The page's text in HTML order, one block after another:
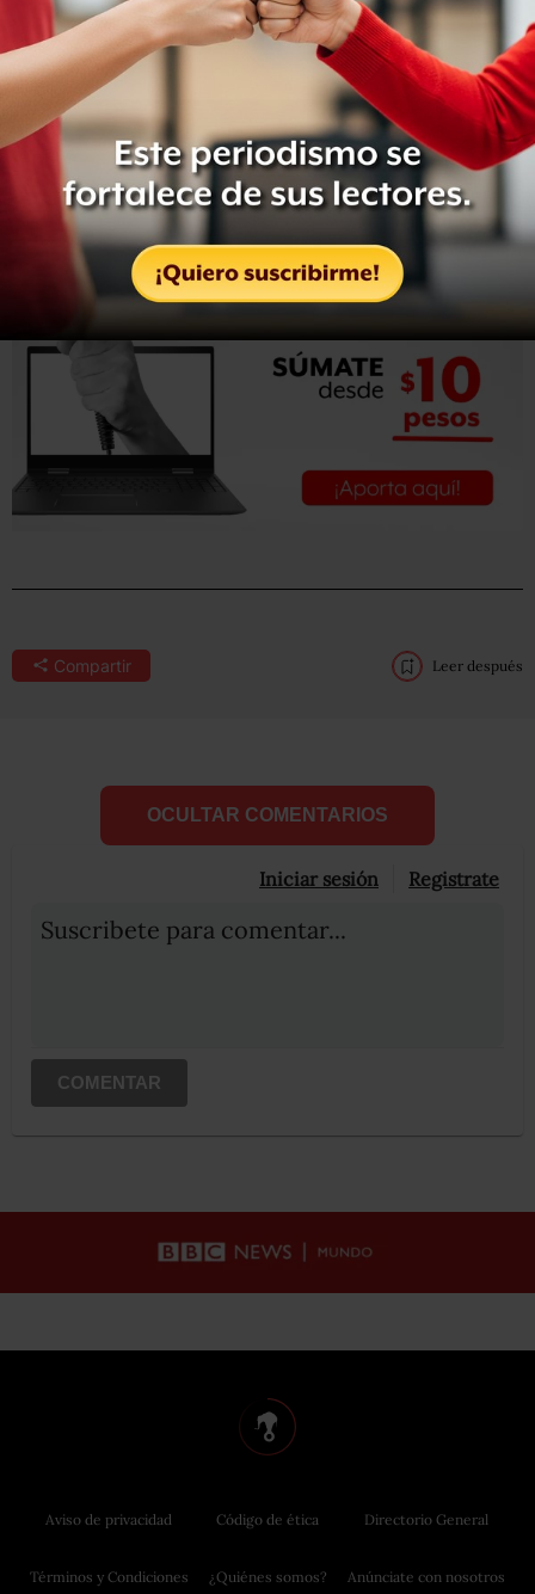
Peña Nieto refirió además que sólo el 22% de los delitos
son denunciados a nivel nacional y que en menos del 15%
se inicia una averiguación previa.
/ers
Compartir Leer después
OCULTAR COMENTARIOS
Iniciar sesión Registrate
Suscribete para comentar...
COMENTAR
Aviso de privacidad
Términos y Condiciones
Código de ética
¿Quiénes somos?
Directorio General
Anúnciate con nosotros